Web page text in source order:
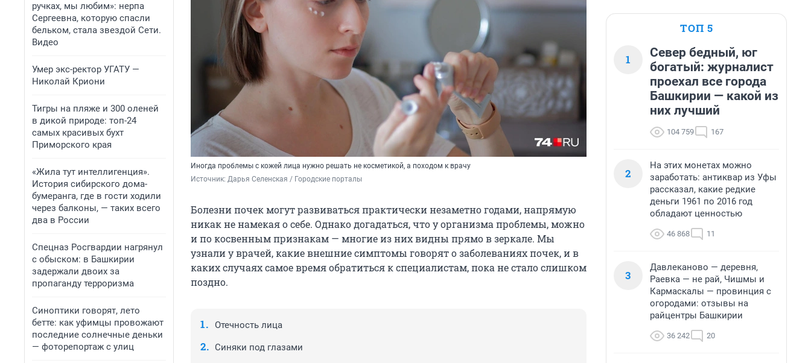
ручках, мы любим»: нерпа
Сергеевна, которую спасли
бельком, стала звездой Сети.
Видео
Умер экс-ректор УГАТУ —
Николай Криони
Тигры на пляже и 300 оленей
в дикой природе: топ-24
самых красивых бухт
Приморского края
«Жила тут интеллигенция».
История сибирского дома-
бумеранга, где в гости ходили
через балконы, — таких всего
два в России
Спецназ Росгвардии нагрянул
с обыском: в Башкирии
задержали двоих за
пропаганду терроризма
Синоптики говорят, лето
бетте: как уфимцы провожают
последние солнечные деньки
— фоторепортаж с улиц
Иногда проблемы с кожей лица нужно решать не косметикой, а походом к врачу
Источник: Дарья Селенская / Городские порталы
Болезни почек могут развиваться практически незаметно годами, напрямую
никак не намекая о себе. Однако догадаться, что у организма проблемы, можно
и по косвенным признакам — многие из них видны прямо в зеркале. Мы
узнали у врачей, какие внешние симптомы говорят о заболеваниях почек, и в
каких случаях самое время обратиться к специалистам, пока не стало слишком
поздно.
Отечность лица
Синяки под глазами
ТОП 5
1
Север бедный, юг
богатый: журналист
проехал все города
Башкирии — какой из
них лучший
104 759 167
2
На этих монетах можно
заработать: антиквар из Уфы
рассказал, какие редкие
деньги 1961 по 2016 год
обладают ценностью
46 868 11
3
Давлеканово — деревня,
Раевка — не рай, Чишмы и
Кармаскалы — провинция с
огородами: отзывы на
райцентры Башкирии
36 242 20